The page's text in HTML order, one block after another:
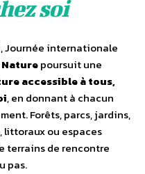
soi
Journée internationale
Naturepoursuit une
accessible à tous,
, en donnant à chacun
Forêts, parcs, jardins,
littoraux ou espaces
terrains de rencontre
pas.